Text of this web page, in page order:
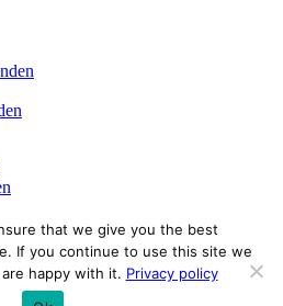
- onderdeel van ProFlags BV
that we give you the best
If you continue to use this site we
happy with it. Privacy policy